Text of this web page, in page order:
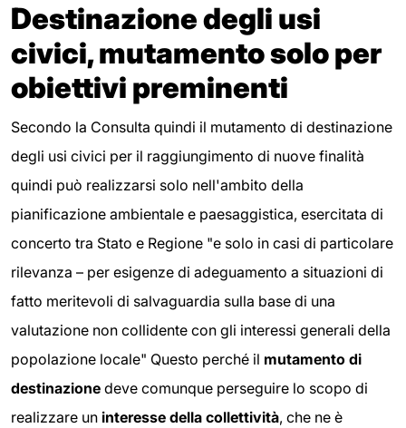
Destinazione degli usi
civici, mutamento solo per
obiettivi preminenti
Secondo la Consulta quindi il mutamento di destinazione
degli usi civici per il raggiungimento di nuove finalità
quindi può realizzarsi solo nell'ambito della
pianificazione ambientale e paesaggistica, esercitata di
concerto tra Stato e Regione "e solo in casi di particolare
rilevanza – per esigenze di adeguamento a situazioni di
fatto meritevoli di salvaguardia sulla base di una
valutazione non collidente con gli interessi generali della
popolazione locale" Questo perché il mutamento di
destinazione deve comunque perseguire lo scopo di
realizzare un interesse della collettività, che ne è